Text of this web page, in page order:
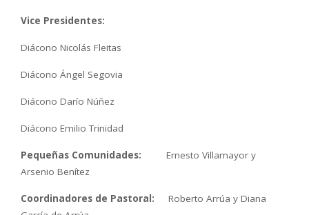
Vice Presidentes:
Diácono Nicolás Fleitas
Diácono Ángel Segovia
Diácono Darío Núñez
Diácono Emilio Trinidad
Pequeñas Comunidades:
Ernesto Villamayor y
Arsenio Benítez
Coordinadores de Pastoral: Roberto Arrúa y Diana